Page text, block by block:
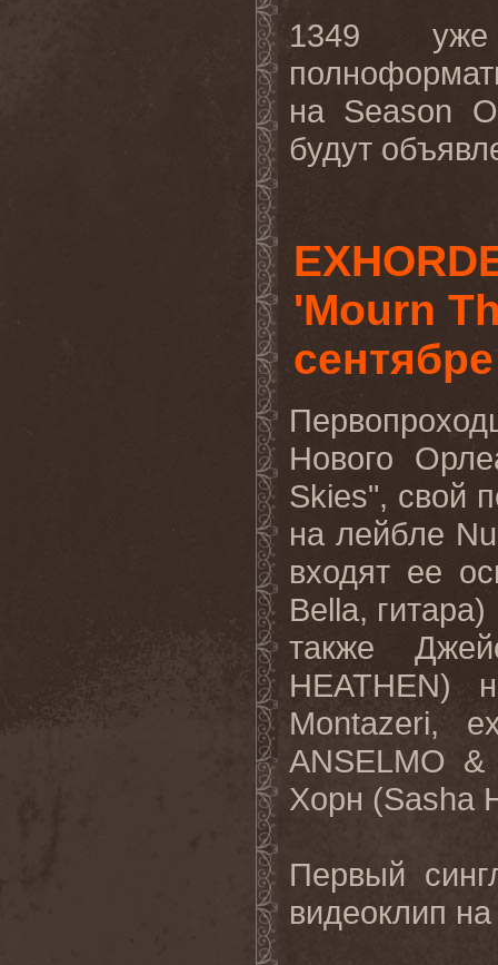
1349 уже
на Season
будут
'Mourn
сентябре
Нового
Skies", свой
на лейбле
входят ее
Bella,
также
HEATHEN)
Montazeri,
ANSELMO
Хорн (Sasha
Первый
видеоклип